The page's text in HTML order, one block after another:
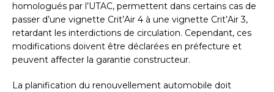
homologués par l’UTAC, permettent dans certains cas de
passer d’une vignette Crit’Air 4 à une vignette Crit’Air 3,
retardant les interdictions de circulation. Cependant, ces
modifications doivent être déclarées en préfecture et
peuvent affecter la garantie constructeur.
La planification du renouvellement automobile doit